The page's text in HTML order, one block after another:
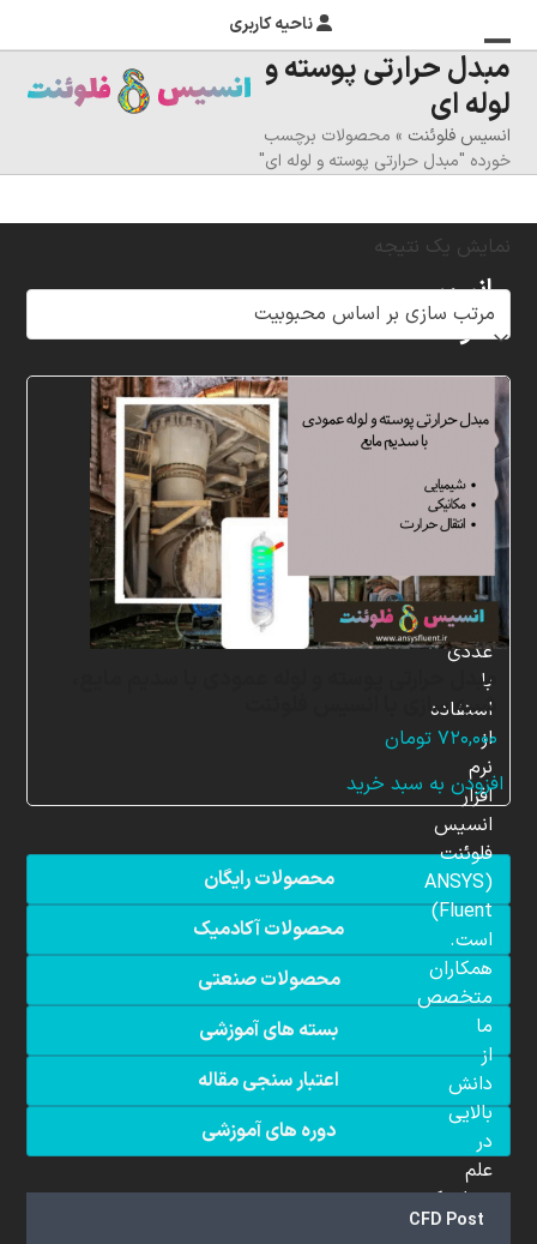
ناحیه کاربری
منوی
موبایل
را
تغییر
دهید
بستن
منوی
موبایل
مبدل حرارتی پوسته و
لوله ای
انسیس فلوئنت » محصولات برچسب
خورده "مبدل حرارتی پوسته و لوله ای"
نمایش یک نتیجه
مبدل حرارتی پوسته و لوله عمودی با سدیم مایع،
شبیه سازی با انسیس فلوئنت
۷۲۰,۰۰۰ تومان
افزودن به سبد خرید
محصولات رایگان
محصولات آکادمیک
محصولات صنعتی
بسته های آموزشی
اعتبار سنجی مقاله
دوره های آموزشی
CFD Post
انسیس
فلوئنت
خلاق
پردازشگران
مهر،
متخصص
شبیه
سازی
عددی
با
استفاده
از
نرم
افزار
انسیس
فلوئنت
(ANSYS
Fluent)
است.
همکاران
متخصص
ما
از
دانش
بالایی
در
علم
دینامیک
سیالات